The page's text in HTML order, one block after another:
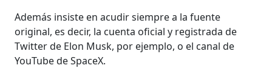
Además insiste en acudir siempre a la fuente
original, es decir, la cuenta oficial y registrada de
Twitter de Elon Musk, por ejemplo, o el canal de
YouTube de SpaceX.